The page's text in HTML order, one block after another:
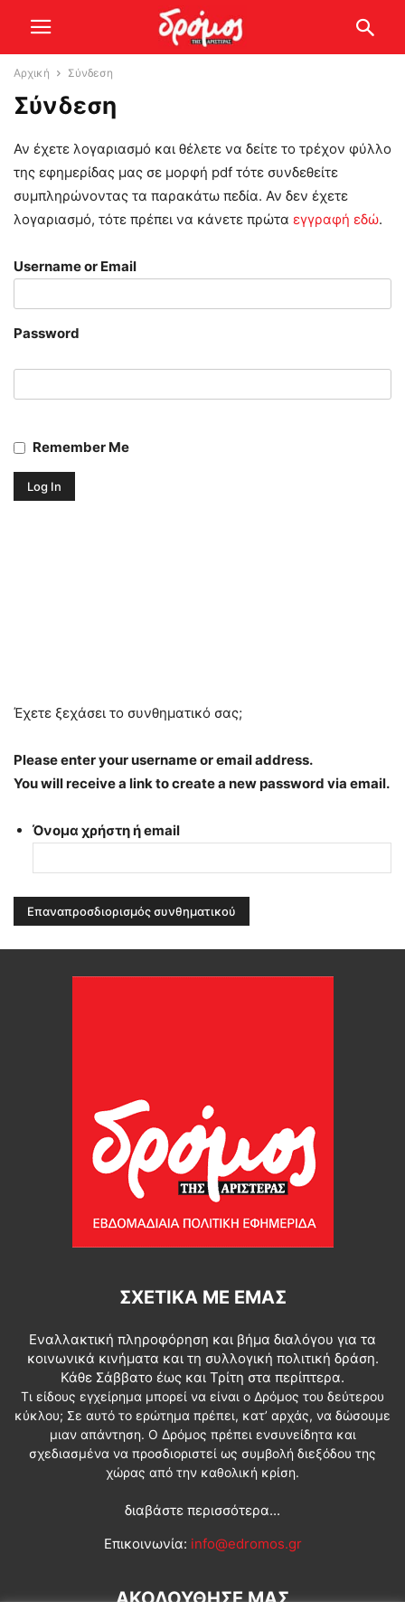
Αρχική Σύνδεση
Σύνδεση
Αν έχετε λογαριασμό και θέλετε να δείτε το τρέχον φύλλο
της εφημερίδας μας σε μορφή pdf τότε συνδεθείτε
συμπληρώνοντας τα παρακάτω πεδία. Αν δεν έχετε
λογαριασμό, τότε πρέπει να κάνετε πρώτα εγγραφή εδώ.
Username or Email
Password
Remember Me
Έχετε ξεχάσει το συνθηματικό σας;
Please enter your username or email address.
You will receive a link to create a new password via email.
Όνομα χρήστη ή email
ΣΧΕΤΙΚΆ ΜΕ ΕΜΆΣ
Εναλλακτική πληροφόρηση και βήμα διαλόγου για τα
κοινωνικά κινήματα και τη συλλογική πολιτική δράση.
Κάθε Σάββατο έως και Τρίτη στα περίπτερα.
Τι είδους εγχείρημα μπορεί να είναι ο Δρόμος του δεύτερου
κύκλου; Σε αυτό το ερώτημα πρέπει, κατ’ αρχάς, να δώσουμε
μιαν απάντηση. Ο Δρόμος πρέπει ενσυνείδητα και
σχεδιασμένα να προσδιοριστεί ως συμβολή διεξόδου της
χώρας από την καθολική κρίση.
διαβάστε περισσότερα...
Επικοινωνία: info@edromos.gr
ΑΚΟΛΟΥΘΗΣΕ ΜΑΣ